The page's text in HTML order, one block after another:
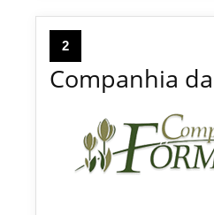
2
Companhia